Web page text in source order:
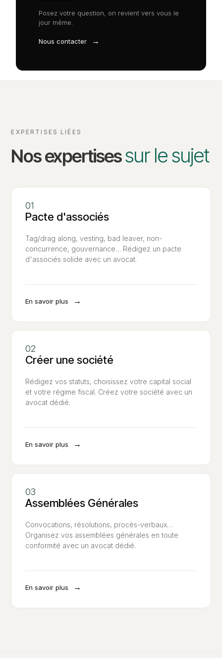
Posez votre question, on revient vers vous le
jour même.
Nous contacter →
EXPERTISES LIÉES
Nos expertisessur le sujet
Pacte d'associés
Tag/drag along, vesting, bad leaver, non-
concurrence, gouvernance… Rédigez un pacte
d'associés solide avec un avocat.
En savoir plus →
Créer une société
Rédigez vos statuts, choisissez votre capital social
et votre régime fiscal. Créez votre société avec un
avocat dédié.
En savoir plus →
Assemblées Générales
Convocations, résolutions, procès-verbaux…
Organisez vos assemblées générales en toute
conformité avec un avocat dédié.
En savoir plus →